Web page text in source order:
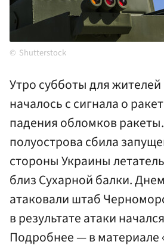
Shutterstock
Утро субботы для
началось с сигнала о
падения обломков
полуострова сбила
стороны Украины
близ Сухарной балки.
атаковали штаб
в результате атаки
Подробнее — в материале